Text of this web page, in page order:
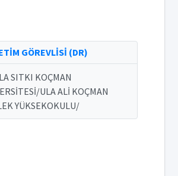
GÖREVLİSİ (DR)
SITKI KOÇMAN
ULA ALİ KOÇMAN
YÜKSEKOKULU/